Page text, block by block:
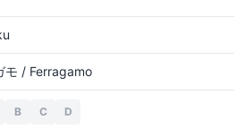
モ / Ferragamo
B C D